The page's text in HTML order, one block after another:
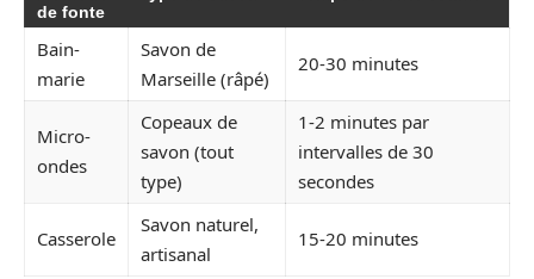
de fonte
Bain-
marie
Savon de
Marseille (râpé)
20-30 minutes
Micro-
ondes
Copeaux de
savon (tout
type)
1-2 minutes par
intervalles de 30
secondes
Casserole
Savon naturel,
artisanal
15-20 minutes